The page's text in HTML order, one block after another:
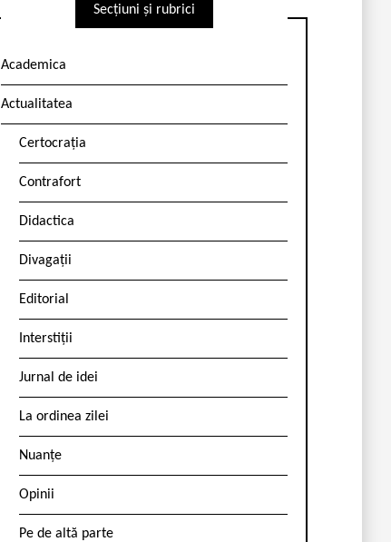
Secțiuni și rubrici
Academica
Actualitatea
Certocrația
Contrafort
Didactica
Divagații
Editorial
Interstiții
Jurnal de idei
La ordinea zilei
Nuanțe
Opinii
Pe de altă parte